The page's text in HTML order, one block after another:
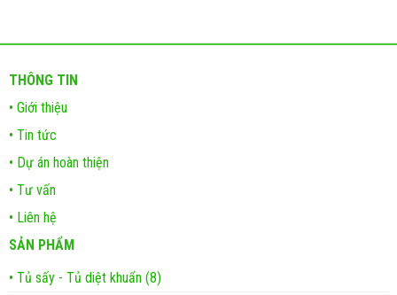
THÔNG TIN
• Giới thiệu
• Tin tức
• Dự án hoàn thiện
• Tư vấn
• Liên hệ
SẢN PHẨM
• Tủ sấy - Tủ diệt khuẩn (8)